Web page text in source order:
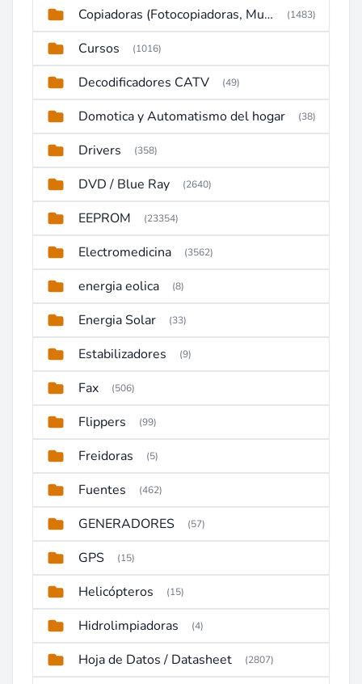
Copiadoras (Fotocopiadoras, Multifunctions, Ploter, etc) (1483)
Cursos (1016)
Decodificadores CATV (49)
Domotica y Automatismo del hogar (38)
Drivers (358)
DVD / Blue Ray (2640)
EEPROM (23354)
Electromedicina (3562)
energia eolica (8)
Energia Solar (33)
Estabilizadores (9)
Fax (506)
Flippers (99)
Freidoras (5)
Fuentes (462)
GENERADORES (57)
GPS (15)
Helicópteros (15)
Hidrolimpiadoras (4)
Hoja de Datos / Datasheet (2807)